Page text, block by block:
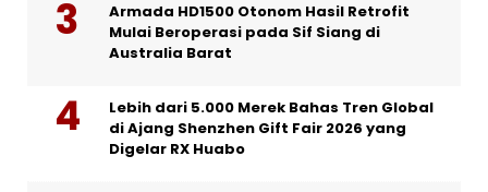
Armada HD1500 Otonom Hasil Retrofit
Mulai Beroperasi pada Sif Siang di
Australia Barat
Lebih dari 5.000 Merek Bahas Tren Global
di Ajang Shenzhen Gift Fair 2026 yang
Digelar RX Huabo